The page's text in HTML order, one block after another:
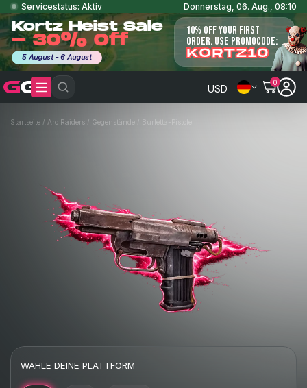
Servicestatus: Aktiv Donnerstag, 06. Aug., 08:10
Kortz Heist Sale
- 30% Off
5 August - 6 August
10% OFF YOUR FIRST
ORDER. USE PROMOCODE:
KORTZ10
USD
0
Startseite / Arc Raiders / Gegenstände / Burletta-Pistole
WÄHLE DEINE PLATTFORM